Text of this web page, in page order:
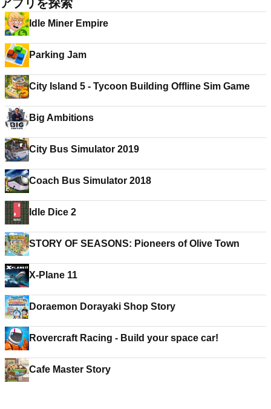
アプリを探索
Idle Miner Empire
Parking Jam
City Island 5 - Tycoon Building Offline Sim Game
Big Ambitions
City Bus Simulator 2019
Coach Bus Simulator 2018
Idle Dice 2
STORY OF SEASONS: Pioneers of Olive Town
X-Plane 11
Doraemon Dorayaki Shop Story
Rovercraft Racing - Build your space car!
Cafe Master Story